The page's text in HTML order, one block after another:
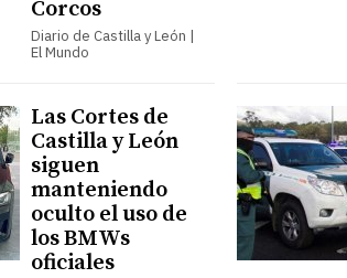
Corcos
Diario de Castilla y León |
El Mundo
Las Cortes de
Castilla y León
siguen
manteniendo
oculto el uso de
los BMWs
oficiales